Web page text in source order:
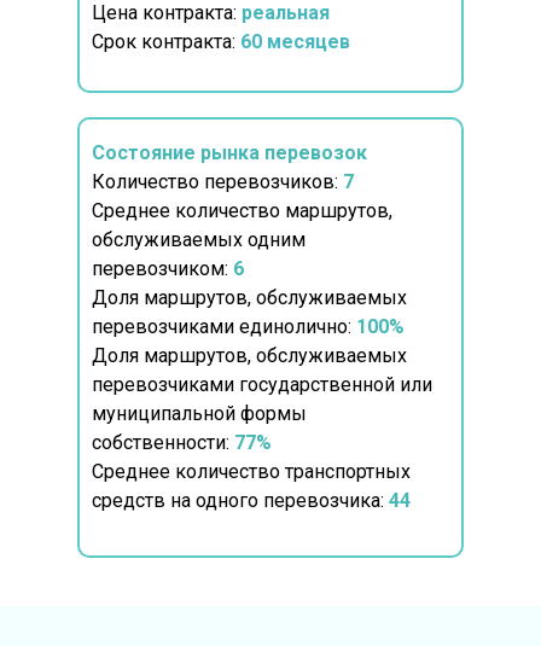
Состояние рынка перевозок
Количество перевозчиков: 7
Среднее количество маршрутов,
обслуживаемых одним
перевозчиком: 6
Доля маршрутов, обслуживаемых
перевозчиками единолично: 100%
Доля маршрутов, обслуживаемых
перевозчиками государственной или
муниципальной формы
собственности: 77%
Среднее количество транспортных
средств на одного перевозчика: 44
Цена контракта: реальная
Срок контракта: 60 месяцев